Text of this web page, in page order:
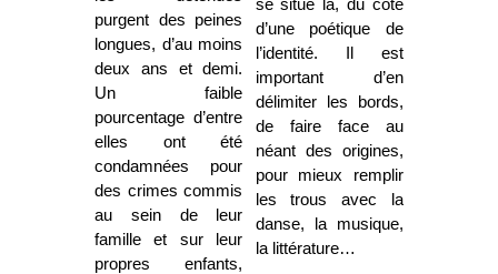
purgent des peines
longues, d’au moins
deux ans et demi.
Un faible
pourcentage d’entre
elles ont été
condamnées pour
des crimes commis
au sein de leur
famille et sur leur
propres enfants,
se situe là, du côté
d’une poétique de
l’identité. Il est
important d’en
délimiter les bords,
de faire face au
néant des origines,
pour mieux remplir
les trous avec la
danse, la musique,
la littérature…